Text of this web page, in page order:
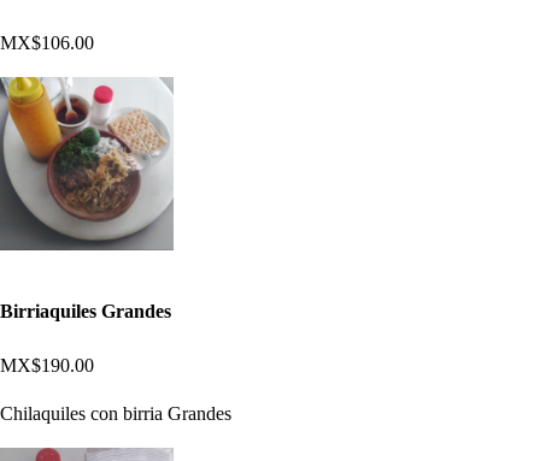
MX$106.00
Birriaquiles Grandes
MX$190.00
Chilaquiles con birria Grandes